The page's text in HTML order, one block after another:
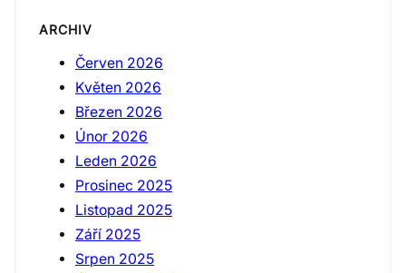
ARCHIV
Červen 2026
Květen 2026
Březen 2026
Únor 2026
Leden 2026
Prosinec 2025
Listopad 2025
Září 2025
Srpen 2025